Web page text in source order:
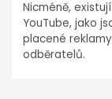
Nicméně,
YouTube, jako
placené
odběratelů.